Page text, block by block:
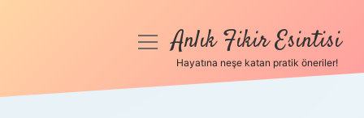
Anasayfa
menüyüAnlık Fikir Esintisi
Hayatına neşe katan pratik öneriler!